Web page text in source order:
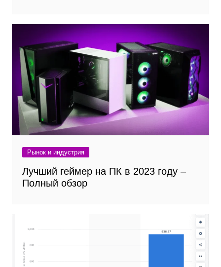
Рынок и индустрия
Лучший геймер на ПК в 2023 году –
Полный обзор